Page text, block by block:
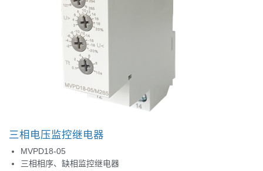
三相电压监控继电器
MVPD18-05
三相相序、缺相监控继电器